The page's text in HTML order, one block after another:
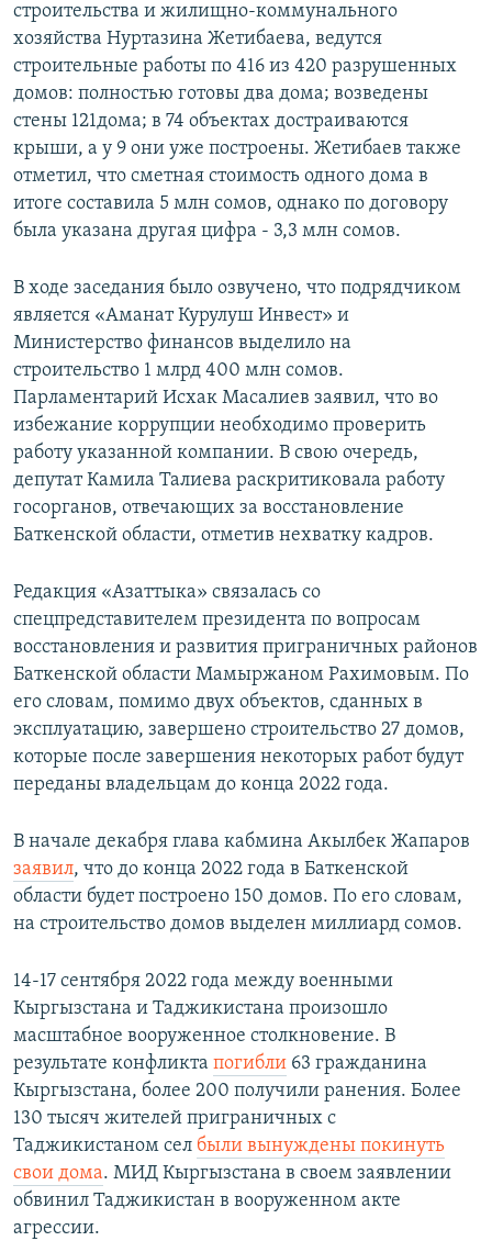
строительства и жилищно-коммунального
хозяйства Нуртазина Жетибаева, ведутся
строительные работы по 416 из 420 разрушенных
домов: полностью готовы два дома; возведены
стены 121дома; в 74 объектах достраиваются
крыши, а у 9 они уже построены. Жетибаев также
отметил, что сметная стоимость одного дома в
итоге составила 5 млн сомов, однако по договору
была указана другая цифра - 3,3 млн сомов.
В ходе заседания было озвучено, что подрядчиком
является «Аманат Курулуш Инвест» и
Министерство финансов выделило на
строительство 1 млрд 400 млн сомов.
Парламентарий Исхак Масалиев заявил, что во
избежание коррупции необходимо проверить
работу указанной компании. В свою очередь,
депутат Камила Талиева раскритиковала работу
госорганов, отвечающих за восстановление
Баткенской области, отметив нехватку кадров.
Редакция «Азаттыка» связалась со
спецпредставителем президента по вопросам
восстановления и развития приграничных районов
Баткенской области Мамыржаном Рахимовым. По
его словам, помимо двух объектов, сданных в
эксплуатацию, завершено строительство 27 домов,
которые после завершения некоторых работ будут
переданы владельцам до конца 2022 года.
В начале декабря глава кабмина Акылбек Жапаров
заявил, что до конца 2022 года в Баткенской
области будет построено 150 домов. По его словам,
на строительство домов выделен миллиард сомов.
14-17 сентября 2022 года между военными
Кыргызстана и Таджикистана произошло
масштабное вооруженное столкновение. В
результате конфликта погибли 63 гражданина
Кыргызстана, более 200 получили ранения. Более
130 тысяч жителей приграничных с
Таджикистаном сел были вынуждены покинуть
свои дома. МИД Кыргызстана в своем заявлении
обвинил Таджикистан в вооруженном акте
агрессии.